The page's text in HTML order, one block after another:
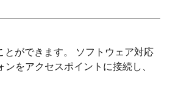
ができます。 ソフトウェア対応
をアクセスポイントに接続し、